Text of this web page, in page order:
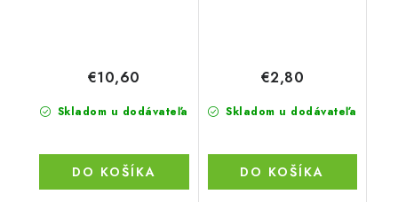
Skladom u dodávateľa
€10,60
DO KOŠÍKA
Skladom u dodávateľa
€2,80
DO KOŠÍKA